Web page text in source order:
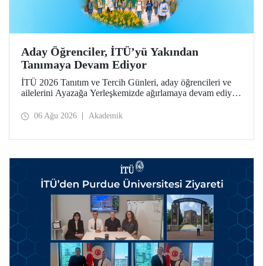
Aday Öğrenciler, İTÜ’yü Yakından
Tanımaya Devam Ediyor
İTÜ 2026 Tanıtım ve Tercih Günleri, aday öğrencileri ve
ailelerini Ayazağa Yerleşkemizde ağırlamaya devam ediyor.
ilgili fakülte ve birimler adaylara bilgi vermeye devam
06 Ağu 2026 Akademik